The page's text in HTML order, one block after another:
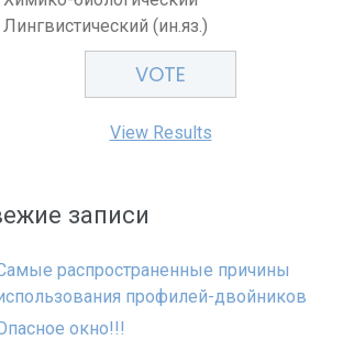
Лингвистический (ин.яз.)
View Results
записи
распространенные причины
профилей-двойников
окно!!!